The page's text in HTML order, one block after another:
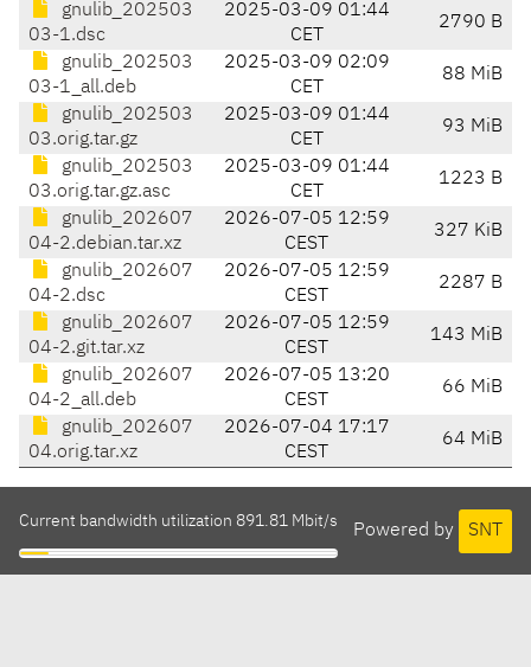
gnulib_202503
03-1.dsc
2025-03-09 01:44
CET
2790 B
gnulib_202503
03-1_all.deb
2025-03-09 02:09
CET
88 MiB
gnulib_202503
03.orig.tar.gz
2025-03-09 01:44
CET
93 MiB
gnulib_202503
03.orig.tar.gz.asc
2025-03-09 01:44
CET
1223 B
gnulib_202607
04-2.debian.tar.xz
2026-07-05 12:59
CEST
327 KiB
gnulib_202607
04-2.dsc
2026-07-05 12:59
CEST
2287 B
gnulib_202607
04-2.git.tar.xz
2026-07-05 12:59
CEST
143 MiB
gnulib_202607
04-2_all.deb
2026-07-05 13:20
CEST
66 MiB
gnulib_202607
04.orig.tar.xz
2026-07-04 17:17
CEST
64 MiB
Powered by SNT
Current bandwidth utilization 891.81 Mbit/s